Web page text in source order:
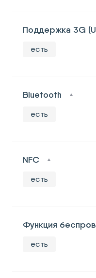
Поддержка 3G
есть
Bluetooth
есть
NFC
есть
Функция
есть